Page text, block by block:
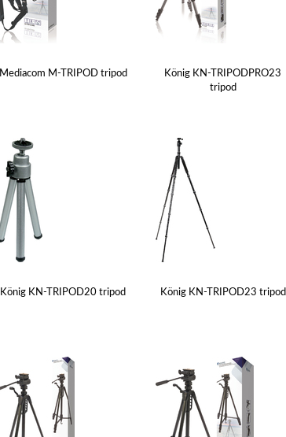
Mediacom M-TRIPOD tripod
König KN-TRIPODPRO23
tripod
König KN-TRIPOD20 tripod König KN-TRIPOD23 tripod